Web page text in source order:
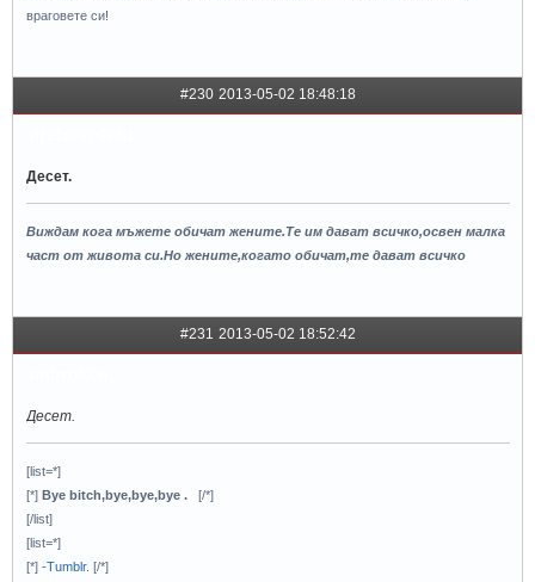
враговете си!
#230 2013-05-02 18:48:18
Десет.
Виждам кога мъжете обичат жените.Те им дават всичко,освен малка
чaст от живота си.Но жените,когато обичат,те дават всичко
#231 2013-05-02 18:52:42
Десет.
[list=*]
[*] Bye bitch,bye,bye,bye . [/*]
[/list]
[list=*]
[*] -Tumblr. [/*]